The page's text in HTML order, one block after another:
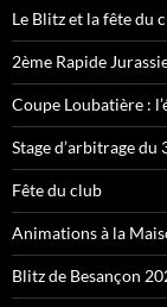
Le Blitz et la fête du
2ème Rapide
Coupe Loubatière :
Stage d’arbitrage du
Fête du club
Animations à la
Blitz de Besançon